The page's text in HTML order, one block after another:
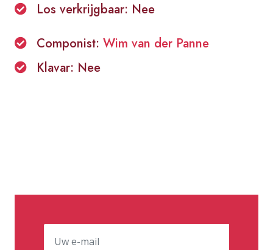
Los verkrijgbaar: Nee
Componist: Wim van der Panne
Klavar: Nee